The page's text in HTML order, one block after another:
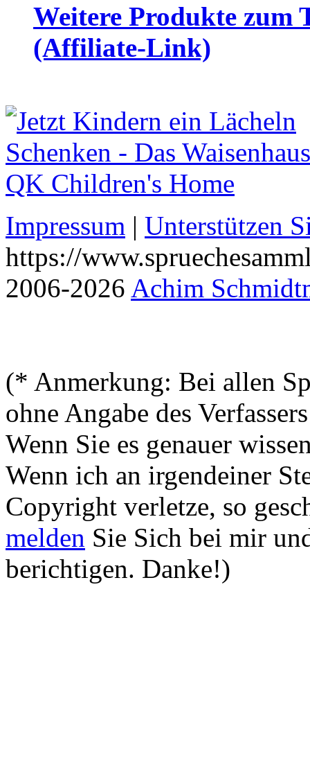
Weitere Produkte zum
(Affiliate-Link)
Impressum | Unterstützen
https://
2006-2026 Achim
(* Anmerkung: Bei allen
ohne Angabe des
Wenn Sie es genauer
Wenn ich an irgendeiner
Copyright verletze, so
melden Sie Sich bei mir
berichtigen. Danke!)